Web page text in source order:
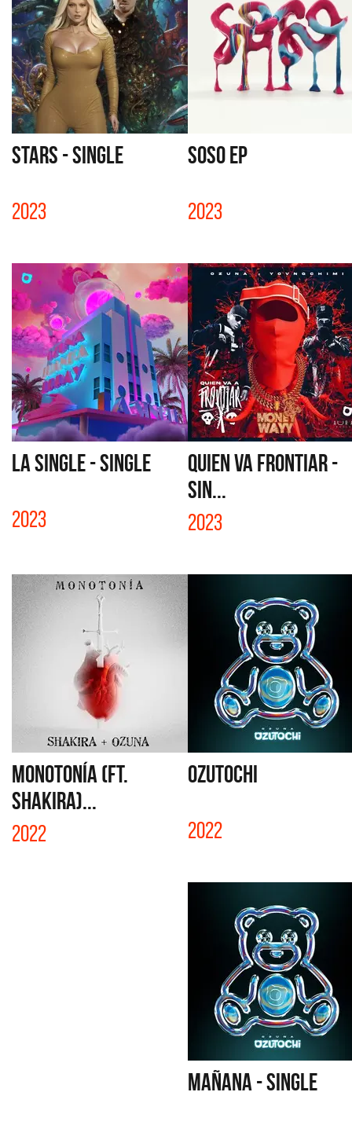
STARS - SINGLE
2023
SOSO EP
2023
LA SINGLE - SINGLE
2023
QUIEN VA FRONTIAR -
SIN...
2023
MONOTONÍA (FT.
SHAKIRA)...
2022
OZUTOCHI
2022
MAÑANA - SINGLE